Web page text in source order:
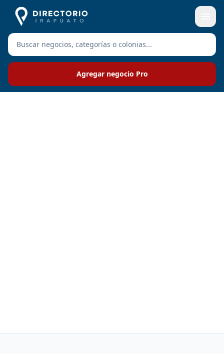
Agregar negocio Pro